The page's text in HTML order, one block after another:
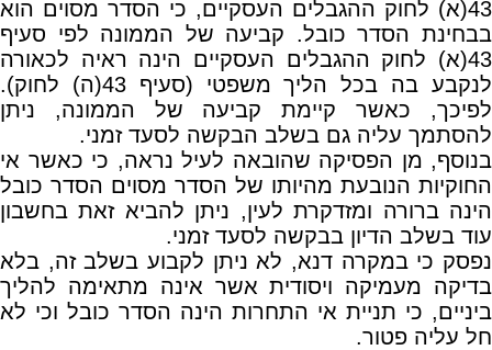
43(א) לחוק ההגבלים העסקיים, כי הסדר מסוים הוא
בבחינת הסדר כובל. קביעה של הממונה לפי סעיף
43(א) לחוק ההגבלים העסקיים הינה ראיה לכאורה
לנקבע בה בכל הליך משפטי (סעיף 43(ה) לחוק).
לפיכך, כאשר קיימת קביעה של הממונה, ניתן
להסתמך עליה גם בשלב הבקשה לסעד זמני.
בנוסף, מן הפסיקה שהובאה לעיל נראה, כי כאשר אי
החוקיות הנובעת מהיותו של הסדר מסוים הסדר כובל
הינה ברורה ומזדקרת לעין, ניתן להביא זאת בחשבון
עוד בשלב הדיון בבקשה לסעד זמני.
נפסק כי במקרה דנא, לא ניתן לקבוע בשלב זה, בלא
בדיקה מעמיקה ויסודית אשר אינה מתאימה להליך
ביניים, כי תניית אי התחרות הינה הסדר כובל וכי לא
חל עליה פטור.